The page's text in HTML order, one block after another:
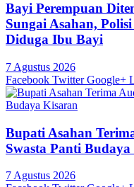
Bayi Perempuan
Sungai Asahan,
Diduga Ibu Bayi
7 Agustus 2026
Facebook Twitter Google+
Bupati Asahan
Swasta Panti
7 Agustus 2026